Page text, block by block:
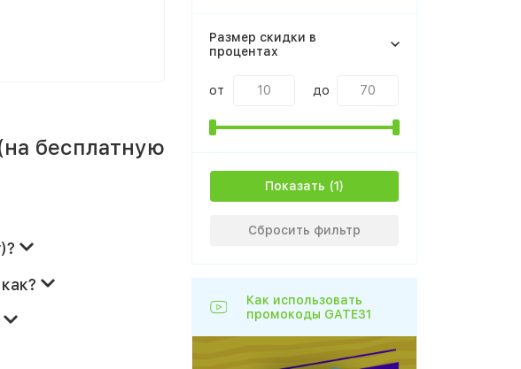
бесплатную
Размер скидки в
процентах
от до
Показать
Сбросить фильтр
Как использовать
промокоды GATE31